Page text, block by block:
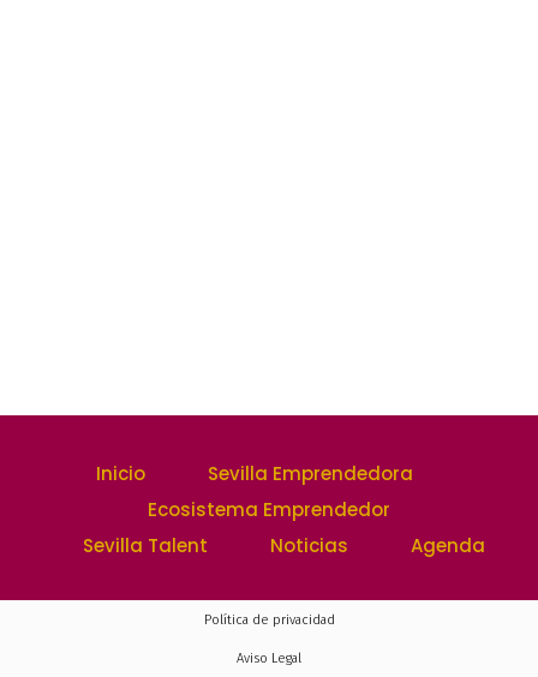
Inicio
Sevilla Emprendedora
Ecosistema Emprendedor
Sevilla Talent
Noticias Agenda
Política de privacidad
Aviso Legal